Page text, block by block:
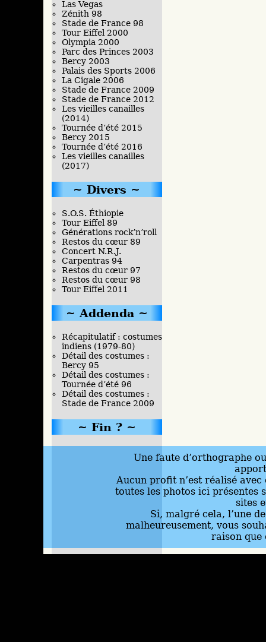
Las Vegas
Zénith 98
Stade de France 98
Tour Eiffel 2000
Olympia 2000
Parc des Princes 2003
Bercy 2003
Palais des Sports 2006
La Cigale 2006
Stade de France 2009
Stade de France 2012
Les vieilles canailles
(2014)
Tournée d’été 2015
Bercy 2015
Tournée d’été 2016
Les vieilles canailles
(2017)
Divers
S.O.S. Éthiopie
Tour Eiffel 89
Générations rock’n’roll
Restos du cœur 89
Concert N.R.J.
Carpentras 94
Restos du cœur 97
Restos du cœur 98
Tour Eiffel 2011
Addenda
Récapitulatif : costumes
indiens (1979-80)
Détail des costumes :
Bercy 95
Détail des costumes :
Tournée d’été 96
Détail des costumes :
Stade de France 2009
Fin ?
Une faute d’orthographe
Aucun profit n’est réalisé
toutes les photos ici présentes
sites
Si, malgré cela, l’une
malheureusement, vous
raison que